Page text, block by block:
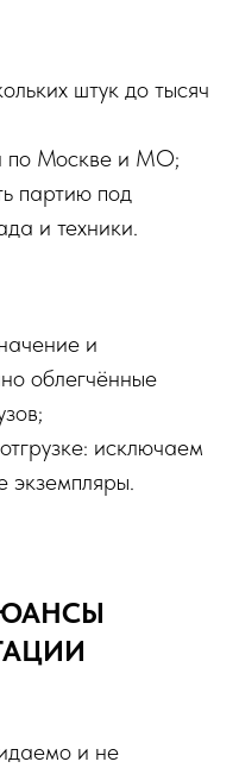
штук до тысяч
по Москве и МО;
партию под
и техники.
и
облегчённые
исключаем
экземпляры.
и не